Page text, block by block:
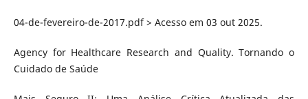
04-de-fevereiro-de-2017.pdf > Acesso em 03 out 2025.
Agency for Healthcare Research and Quality. Tornando o
Cuidado de Saúde